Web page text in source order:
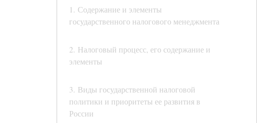
1. Содержание и элементы
государственного налогового менеджмента
2. Налоговый процесс, его содержание и
элементы
3. Виды государственной налоговой
политики и приоритеты ее развития в
России